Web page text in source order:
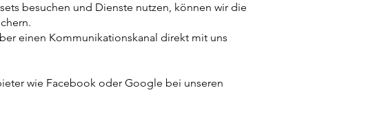
besuchen und Dienste nutzen, können wir die
einen Kommunikationskanal direkt mit uns
wie Facebook oder Google bei unseren